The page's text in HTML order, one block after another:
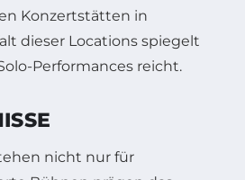
Konzertstätten in
dieser Locations spiegelt
Performances reicht.
nicht nur für